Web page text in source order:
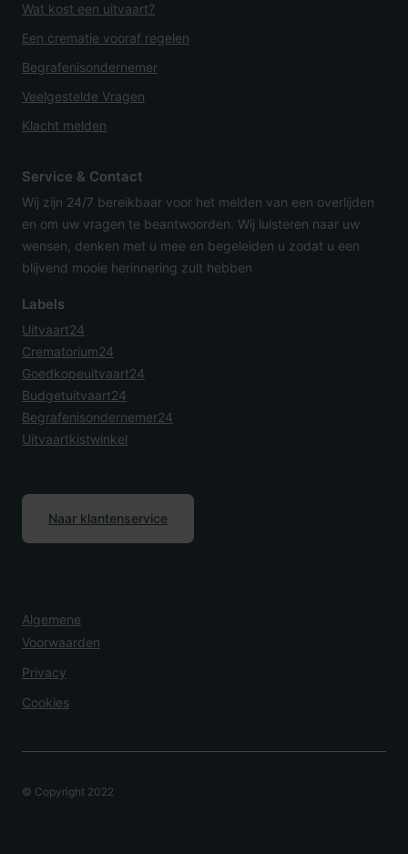
Wat kost een uitvaart?
Een crematie vooraf regelen
Begrafenisondernemer
Veelgestelde Vragen
Klacht melden
Service & Contact
Wij zijn 24/7 bereikbaar voor het melden van een overlijden
en om uw vragen te beantwoorden. Wij luisteren naar uw
wensen, denken met u mee en begeleiden u zodat u een
blijvend mooie herinnering zult hebben
Labels
Uitvaart24
Crematorium24
Goedkopeuitvaart24
Budgetuitvaart24
Begrafenisondernemer24
Uitvaartkistwinkel
Naar klantenservice
Algemene
Voorwaarden
Privacy
Cookies
© Copyright 2022